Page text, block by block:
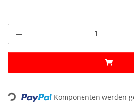
Komponenten werden